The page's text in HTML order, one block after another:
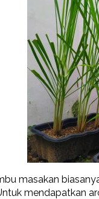
masakan
mendapatkan